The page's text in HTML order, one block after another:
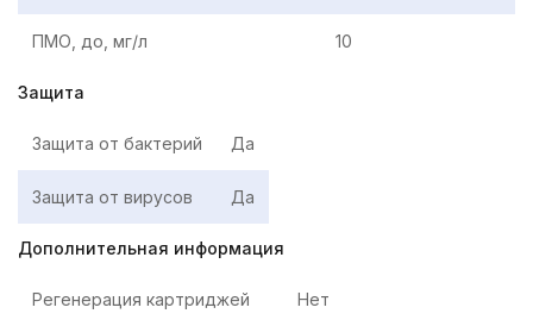
ПМО, до, мг/л 10
Защита
Защита от бактерий Да
Защита от вирусов Да
Дополнительная информация
Регенерация картриджей Нет